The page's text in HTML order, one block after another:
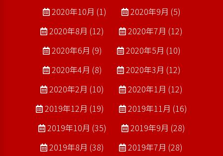
2020年10月 (1)
2020年9月 (5)
2020年8月 (12)
2020年7月 (12)
2020年6月 (9)
2020年5月 (10)
2020年4月 (8)
2020年3月 (12)
2020年2月 (10)
2020年1月 (12)
2019年12月 (19)
2019年11月 (16)
2019年10月 (35)
2019年9月 (28)
2019年8月 (38)
2019年7月 (28)